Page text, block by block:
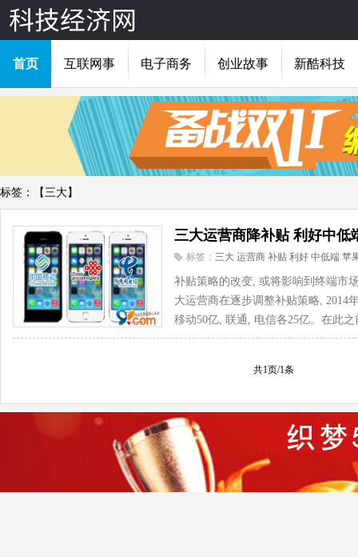
首页 互联网事 电子商务 创业故事 新酷科技
标签：【三大】
三大运营商降补贴 利好中低
标签： 三大 运营商 补贴 利好 中低端 苹
补贴策略的改变, 或将影响到终端市
大运营商在逐步调整补贴策略, 2014
移动50亿, 联通, 电信各25亿。在此之
共1页/1条